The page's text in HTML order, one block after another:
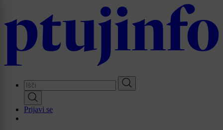
main
Prijavi se